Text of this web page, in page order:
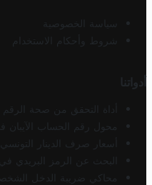
سياسة الخصوصية
شروط وأحكام الاستخدام
أدواتنا
أداة التحقق من صحة الرقم
محول رقم الحساب الآيبان
أسعار صرف الدينار التونسي
البحث عن الرمز البريدي
محاكي ضريبة الدخل